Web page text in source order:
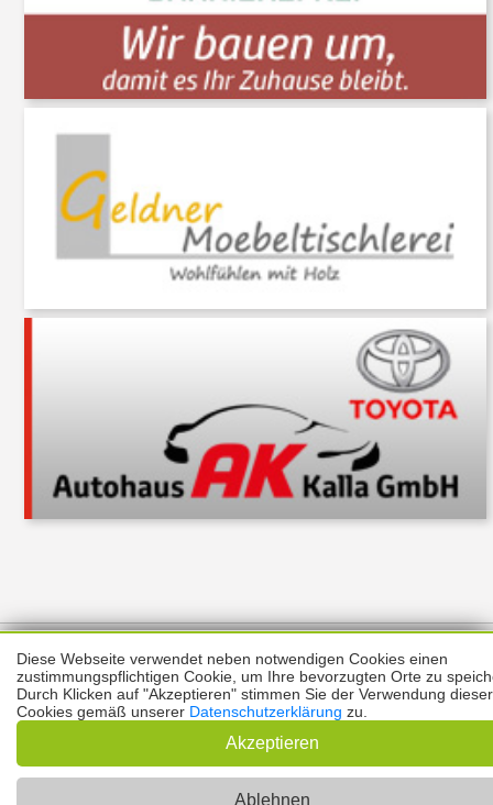
Kontakt
Impressum
🌙 Dark Mode
Copyright © 2026 |Prinzmediaconcept.de
Diese Webseite verwendet neben notwendigen Cookies einen
zustimmungspflichtigen Cookie, um Ihre bevorzugten Orte zu
Durch Klicken auf "Akzeptieren" stimmen Sie der Verwendung dieser
Cookies gemäß unserer Datenschutzerklärung zu.
Akzeptieren
Ablehnen